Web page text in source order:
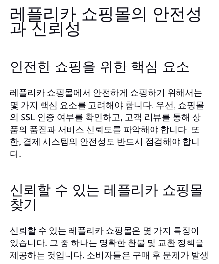
레플리카 쇼핑몰의 안전성
과 신뢰성
안전한 쇼핑을 위한 핵심 요소
레플리카 쇼핑몰에서 안전하게 쇼핑하기 위해서는
몇 가지 핵심 요소를 고려해야 합니다. 우선, 쇼핑몰
의 SSL 인증 여부를 확인하고, 고객 리뷰를 통해 상
품의 품질과 서비스 신뢰도를 파악해야 합니다. 또
한, 결제 시스템의 안전성도 반드시 점검해야 합니
다.
신뢰할 수 있는 레플리카 쇼핑몰
찾기
신뢰할 수 있는 레플리카 쇼핑몰은 몇 가지 특징이
있습니다. 그 중 하나는 명확한 환불 및 교환 정책을
제공하는 것입니다. 소비자들은 구매 후 문제가 발생